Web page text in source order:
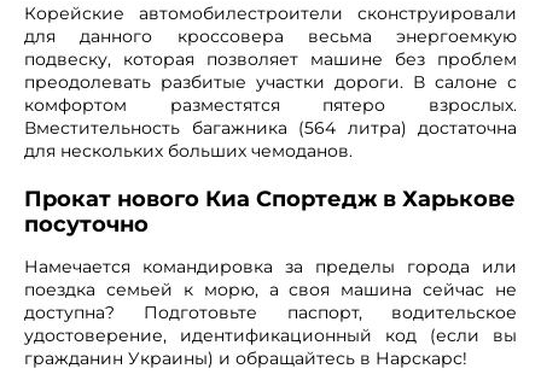
Корейские автомобилестроители сконструировали
для данного кроссовера весьма энергоемкую
подвеску, которая позволяет машине без проблем
преодолевать разбитые участки дороги. В салоне с
комфортом разместятся пятеро взрослых.
Вместительность багажника (564 литра) достаточна
для нескольких больших чемоданов.
Прокат нового Киа Спортедж в Харькове
посуточно
Намечается командировка за пределы города или
поездка семьей к морю, а своя машина сейчас не
доступна? Подготовьте паспорт, водительское
удостоверение, идентификационный код (если вы
гражданин Украины) и обращайтесь в Нарскарс!